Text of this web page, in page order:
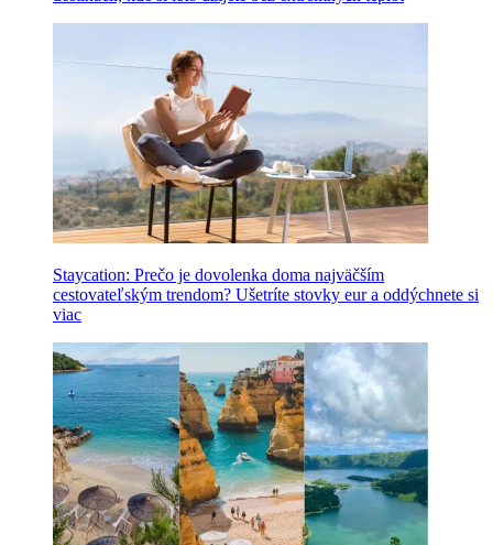
Staycation: Prečo je dovolenka doma najväčším
cestovateľským trendom? Ušetríte stovky eur a oddýchnete si
viac